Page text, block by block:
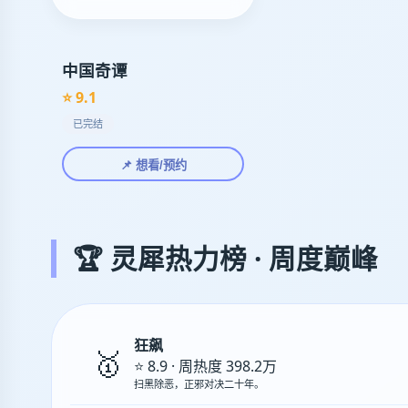
中国奇谭
⭐ 9.1
已完结
📌 想看/预约
🏆 灵犀热力榜 · 周度巅峰
🥇
狂飙
⭐ 8.9 · 周热度 398.2万
扫黑除恶，正邪对决二十年。